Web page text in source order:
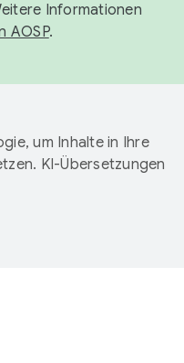
Informationen
AOSP.
um Inhalte in Ihre
KI-Übersetzungen